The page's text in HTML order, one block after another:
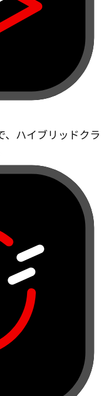
、ハイブリッドクラ